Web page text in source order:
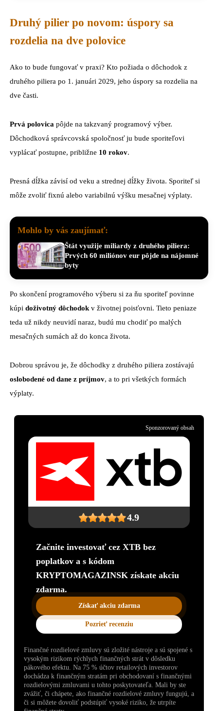
Druhý pilier po novom: úspory sa
rozdelia na dve polovice
Ako to bude fungovať v praxi? Kto požiada o dôchodok z
druhého piliera po 1. januári 2029, jeho úspory sa rozdelia na
dve časti.
Prvá polovica pôjde na takzvaný programový výber.
Dôchodková správcovská spoločnosť ju bude sporiteľovi
vyplácať postupne, približne 10 rokov.
Presná dĺžka závisí od veku a strednej dĺžky života. Sporiteľ si
môže zvoliť fixnú alebo variabilnú výšku mesačnej výplaty.
Mohlo by vás zaujímať:
Štát využije miliardy z druhého piliera:
Prvých 60 miliónov eur pôjde na nájomné
byty
Po skončení programového výberu si za ňu sporiteľ povinne
kúpi doživotný dôchodokv životnej poisťovni. Tieto peniaze
teda už nikdy neuvidí naraz, budú mu chodiť po malých
mesačných sumách až do konca života.
Dobrou správou je, že dôchodky z druhého piliera zostávajú
oslobodené od dane z príjmov, a to pri všetkých formách
výplaty.
4.9
Začnite investovať cez XTB bez
poplatkov a s kódom
KRYPTOMAGAZINSK získate akciu
zdarma.
Získať akciu zdarma
Pozrieť recenziu
Sponzorovaný obsah
Finančné rozdielové zmluvy sú zložité nástroje a sú spojené s
vysokým rizikom rýchlych finančných strát v dôsledku
pákového efektu. Na 75 % účtov retailových investorov
dochádza k finančným stratám pri obchodovaní s finančnými
rozdielovými zmluvami u tohto poskytovateľa. Mali by ste
zvážiť, či chápete, ako finančné rozdielové zmluvy fungujú, a
či si môžete dovoliť podstúpiť vysoké riziko, že utrpíte